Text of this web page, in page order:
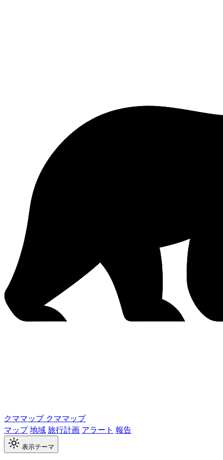
クママップ クママップ
マップ地域旅行計画 アラート 報告
表示テーマ